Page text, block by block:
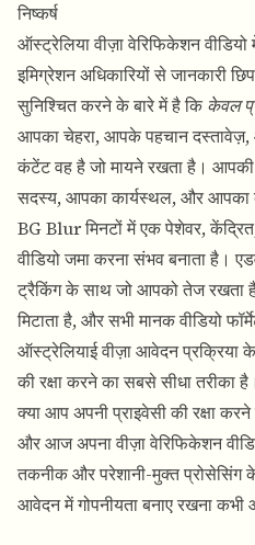
निष्कर्ष
ऑस्ट्रेलिया वीज़ा वेरिफिकेशन वीडियो
इमिग्रेशन अधिकारियों से जानकारी
सुनिश्चित करने के बारे में है कि केवल
आपका चेहरा, आपके पहचान
कंटेंट वह है जो मायने रखता है।
सदस्य, आपका कार्यस्थल, और आपका
BG Blurमिनटों में एक पेशेवर,
वीडियो जमा करना संभव बनाता है।
ट्रैकिंग के साथ जो आपको तेज रखता
मिटाता है, और सभी मानक वीडियो
ऑस्ट्रेलियाई वीज़ा आवेदन प्रक्रिया
की रक्षा करने का सबसे सीधा तरीका है।
क्या आप अपनी प्राइवेसी की रक्षा
और आज अपना वीज़ा वेरिफिकेशन
तकनीक और परेशानी-मुक्त
आवेदन में गोपनीयता बनाए रखना कभी